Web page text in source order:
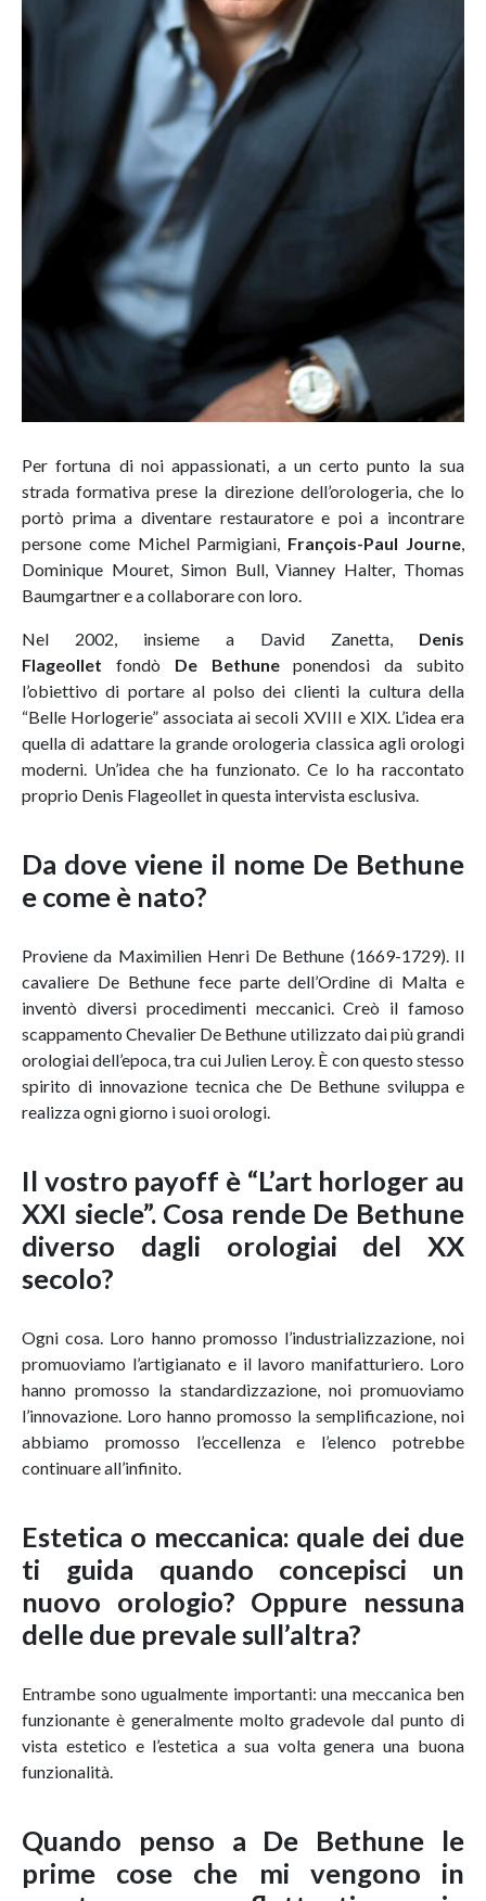
Per fortuna di noi appassionati, a un certo punto la sua
strada formativa prese la direzione dell’orologeria, che lo
portò prima a diventare restauratore e poi a incontrare
persone come Michel Parmigiani, François-Paul Journe,
Dominique Mouret, Simon Bull, Vianney Halter, Thomas
Baumgartner e a collaborare con loro.
Nel 2002, insieme a David Zanetta, Denis
Flageollet fondò De Bethuneponendosi da subito
l’obiettivo di portare al polso dei clienti la cultura della
“Belle Horlogerie” associata ai secoli XVIII e XIX. L’idea era
quella di adattare la grande orologeria classica agli orologi
moderni. Un’idea che ha funzionato. Ce lo ha raccontato
proprio Denis Flageollet in questa intervista esclusiva.
Da dove viene il nome De Bethune
e come è nato?
Proviene da Maximilien Henri De Bethune (1669-1729). Il
cavaliere De Bethune fece parte dell’Ordine di Malta e
inventò diversi procedimenti meccanici. Creò il famoso
scappamento Chevalier De Bethune utilizzato dai più grandi
orologiai dell’epoca, tra cui Julien Leroy. È con questo stesso
spirito di innovazione tecnica che De Bethune sviluppa e
realizza ogni giorno i suoi orologi.
Il vostro payoff è “L’art horloger au
XXI siecle”. Cosa rende De Bethune
diverso dagli orologiai del XX
secolo?
Ogni cosa. Loro hanno promosso l’industrializzazione, noi
promuoviamo l’artigianato e il lavoro manifatturiero. Loro
hanno promosso la standardizzazione, noi promuoviamo
l’innovazione. Loro hanno promosso la semplificazione, noi
abbiamo promosso l’eccellenza e l’elenco potrebbe
continuare all’infinito.
Estetica o meccanica: quale dei due
ti guida quando concepisci un
nuovo orologio? Oppure nessuna
delle due prevale sull’altra?
Entrambe sono ugualmente importanti: una meccanica ben
funzionante è generalmente molto gradevole dal punto di
vista estetico e l’estetica a sua volta genera una buona
funzionalità.
Quando penso a De Bethune le
prime cose che mi vengono in